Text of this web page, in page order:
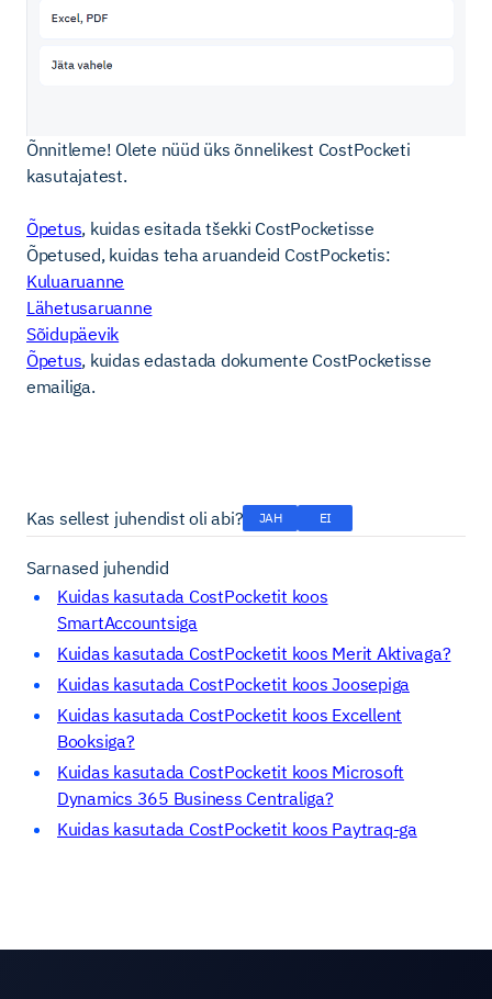
Õnnitleme! Olete nüüd üks õnnelikest CostPocketi
kasutajatest.
Õpetus, kuidas esitada tšekki CostPocketisse
Õpetused, kuidas teha aruandeid CostPocketis:
Kuluaruanne
Lähetusaruanne
Sõidupäevik
Õpetus, kuidas edastada dokumente CostPocketisse
emailiga.
Kas sellest juhendist oli abi? JAH EI
Sarnased juhendid
Kuidas kasutada CostPocketit koos
SmartAccountsiga
Kuidas kasutada CostPocketit koos Merit Aktivaga?
Kuidas kasutada CostPocketit koos Joosepiga
Kuidas kasutada CostPocketit koos Excellent
Booksiga?
Kuidas kasutada CostPocketit koos Microsoft
Dynamics 365 Business Centraliga?
Kuidas kasutada CostPocketit koos Paytraq-ga